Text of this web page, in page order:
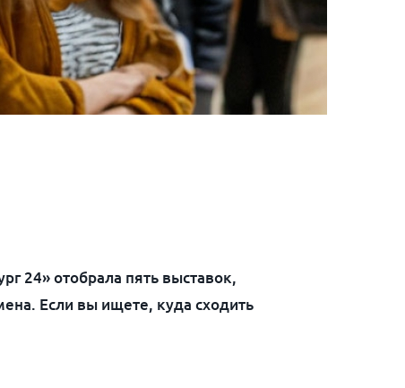
24» отобрала пять выставок,
Если вы ищете, куда сходить